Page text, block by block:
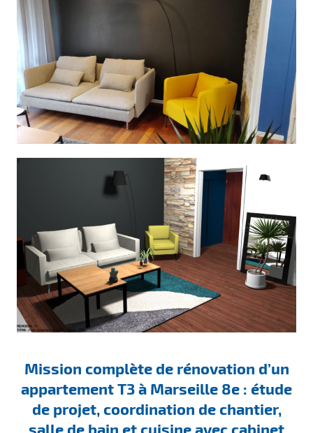
Mission complète de rénovation d’un
appartement T3 à Marseille 8e : étude
de projet, coordination de chantier,
salle de bain et cuisine avec cabinet